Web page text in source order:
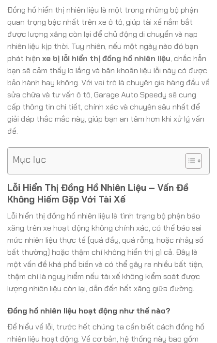
Đồng hồ hiển thị nhiên liệu là một trong những bộ phận
quan trọng bậc nhất trên xe ô tô, giúp tài xế nắm bắt
được lượng xăng còn lại để chủ động di chuyển và nạp
nhiên liệu kịp thời. Tuy nhiên, nếu một ngày nào đó bạn
phát hiện xe bị lỗi hiển thị đồng hồ nhiên liệu, chắc hẳn
bạn sẽ cảm thấy lo lắng và băn khoăn liệu lỗi này có được
bảo hành hay không. Với vai trò là chuyên gia hàng đầu về
sửa chữa và tư vấn ô tô, Garage Auto Speedy sẽ cung
cấp thông tin chi tiết, chính xác và chuyên sâu nhất để
giải đáp thắc mắc này, giúp bạn an tâm hơn khi xử lý vấn
đề.
Mục lục
Lỗi Hiển Thị Đồng Hồ Nhiên Liệu – Vấn Đề
Không Hiếm Gặp Với Tài Xế
Lỗi hiển thị đồng hồ nhiên liệu là tình trạng bộ phận báo
xăng trên xe hoạt động không chính xác, có thể báo sai
mức nhiên liệu thực tế (quá đầy, quá rỗng, hoặc nhảy số
bất thường) hoặc thậm chí không hiển thị gì cả. Đây là
một vấn đề khá phổ biến và có thể gây ra nhiều bất tiện,
thậm chí là nguy hiểm nếu tài xế không kiểm soát được
lượng nhiên liệu còn lại, dẫn đến hết xăng giữa đường.
Đồng hồ nhiên liệu hoạt động như thế nào?
Để hiểu về lỗi, trước hết chúng ta cần biết cách đồng hồ
nhiên liệu hoạt động. Về cơ bản, hệ thống này bao gồm